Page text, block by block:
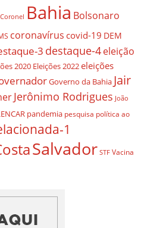
Bahia Bolsonaro
coronavírus covid-19 DEM
3 destaque-4eleição
2020 Eleições 2022eleições
Governo da Bahia Jair
Jerônimo Rodrigues João
pandemia pesquisa política ao
1
Salvador STF Vacina